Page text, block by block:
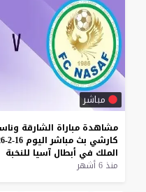
مباشر
مشاهدة مباراة الشارقة
كارشي بث مباشر اليوم 16-2-2026
الملك في أبطال آسيا للنخبة
منذ 6 أشهر